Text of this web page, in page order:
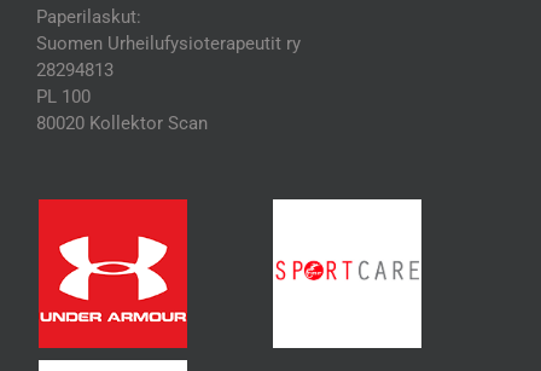
Paperilaskut:
Suomen Urheilufysioterapeutit ry
28294813
PL 100
80020 Kollektor Scan